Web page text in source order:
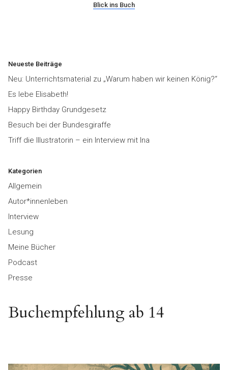
Blick ins Buch
Neueste Beiträge
Neu: Unterrichtsmaterial zu „Warum haben wir keinen König?“
Es lebe Elisabeth!
Happy Birthday Grundgesetz
Besuch bei der Bundesgiraffe
Triff die Illustratorin – ein Interview mit Ina
Kategorien
Allgemein
Autor*innenleben
Interview
Lesung
Meine Bücher
Podcast
Presse
Buchempfehlung ab 14